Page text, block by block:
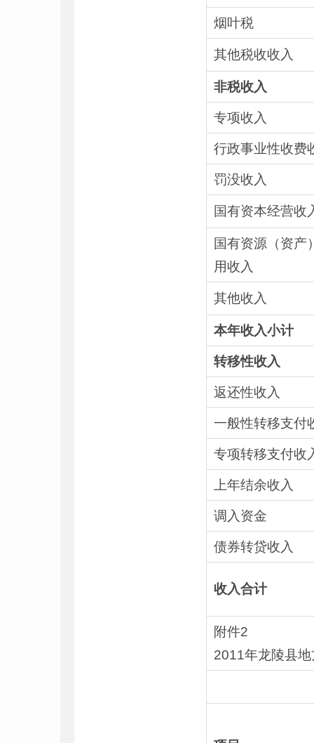
烟叶税
其他税收收入
非税收入
专项收入
行政事业性收费
罚没收入
国有资本经营收
国有资源（资产
用收入
其他收入
本年收入小计
转移性收入
返还性收入
一般性转移支付
专项转移支付收
上年结余收入
调入资金
债券转贷收入
收入合计
附件2
2011年龙陵县